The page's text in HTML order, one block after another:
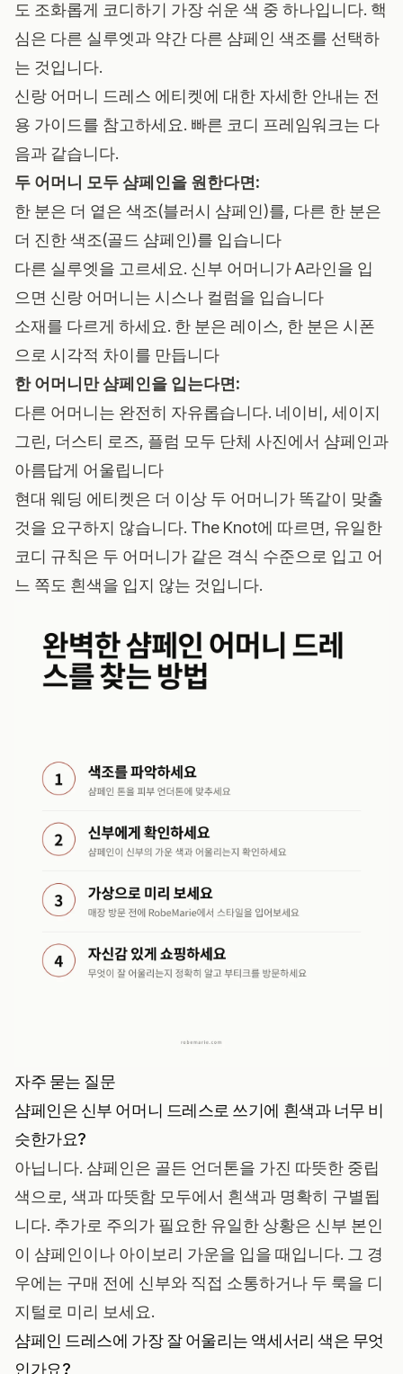
도 조화롭게 코디하기 가장 쉬운 색 중 하나입니다. 핵
심은 다른 실루엣과 약간 다른 샴페인 색조를 선택하
는 것입니다.
신랑 어머니 드레스 에티켓에 대한 자세한 안내는 전
용 가이드를 참고하세요. 빠른 코디 프레임워크는 다
음과 같습니다.
두 어머니 모두 샴페인을 원한다면:
한 분은 더 옅은 색조(블러시 샴페인)를, 다른 한 분은
더 진한 색조(골드 샴페인)를 입습니다
다른 실루엣을 고르세요. 신부 어머니가 A라인을 입
으면 신랑 어머니는 시스나 컬럼을 입습니다
소재를 다르게 하세요. 한 분은 레이스, 한 분은 시폰
으로 시각적 차이를 만듭니다
한 어머니만 샴페인을 입는다면:
다른 어머니는 완전히 자유롭습니다. 네이비, 세이지
그린, 더스티 로즈, 플럼 모두 단체 사진에서 샴페인과
아름답게 어울립니다
현대 웨딩 에티켓은 더 이상 두 어머니가 똑같이 맞출
것을 요구하지 않습니다. The Knot에 따르면, 유일한
코디 규칙은 두 어머니가 같은 격식 수준으로 입고 어
느 쪽도 흰색을 입지 않는 것입니다.
자주 묻는 질문
샴페인은 신부 어머니 드레스로 쓰기에 흰색과 너무 비
슷한가요?
아닙니다. 샴페인은 골든 언더톤을 가진 따뜻한 중립
색으로, 색과 따뜻함 모두에서 흰색과 명확히 구별됩
니다. 추가로 주의가 필요한 유일한 상황은 신부 본인
이 샴페인이나 아이보리 가운을 입을 때입니다. 그 경
우에는 구매 전에 신부와 직접 소통하거나 두 룩을 디
지털로 미리 보세요.
샴페인 드레스에 가장 잘 어울리는 액세서리 색은 무엇
인가요?